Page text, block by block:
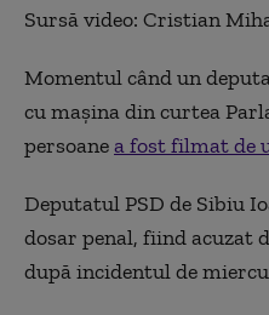
Sursă video: Cristian
Momentul când un
cu maşina din curtea
persoanea fost filmat de
Deputatul PSD de Sibiu
dosar penal, fiind acuzat
după incidentul de